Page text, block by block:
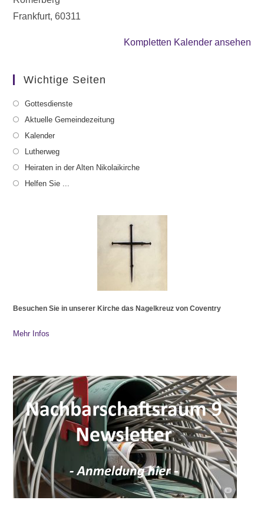
Frankfurt,60311
Kompletten Kalender ansehen
Wichtige Seiten
Gottesdienste
Aktuelle Gemeindezeitung
Kalender
Lutherweg
Heiraten in der Alten Nikolaikirche
Helfen Sie ...
Besuchen Sie in unserer Kirche das Nagelkreuz von Coventry
Mehr Infos